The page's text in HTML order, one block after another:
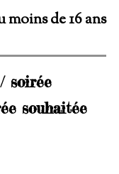
de 16 ans
souhaitée